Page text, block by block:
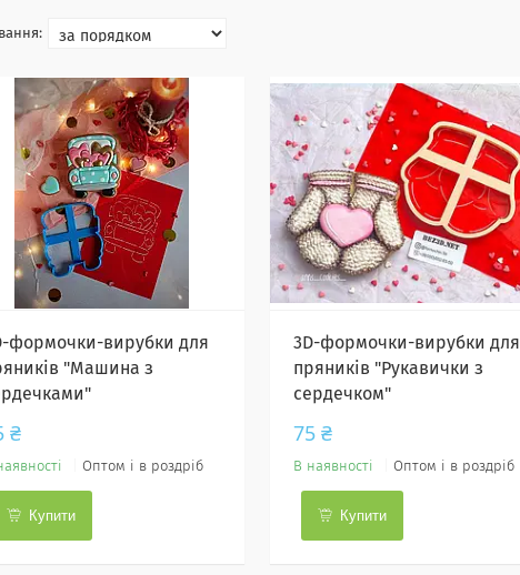
формочки-вирубки для
"Машина з
₴
Оптом і в роздріб
Купити
3D-формочки-вирубки для
пряників "Рукавички з
сердечком"
75 ₴
В наявності Оптом і в роздріб
Купити